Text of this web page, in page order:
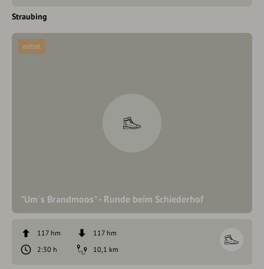
Straubing
"Um´s Brandmoos" - Runde beim Schiederhof
mittel
117 hm
117 hm
2:30 h
10,1 km